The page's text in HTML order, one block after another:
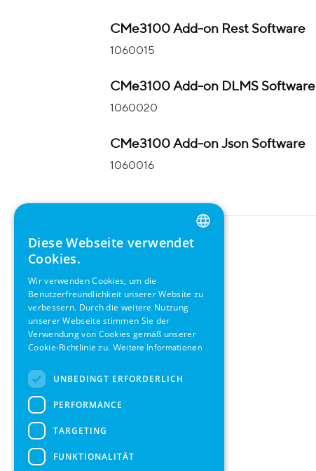
CMe3100 Add-on Rest Software
1060015
CMe3100 Add-on DLMS Software
1060020
CMe3100 Add-on Json Software
1060016
ENGLISH
SWEDISH
Diese Webseite verwendet
Cookies.
Wir verwenden Cookies, um die
Benutzerfreundlichkeit unserer Website zu
verbessern. Durch die weitere Nutzung
unserer Webseite stimmen Sie der
Verwendung von Cookies gemäß unserer
Cookie-Richtlinie zu. Weitere Informationen
UNBEDINGT ERFORDERLICH
PERFORMANCE
TARGETING
FUNKTIONALITÄT